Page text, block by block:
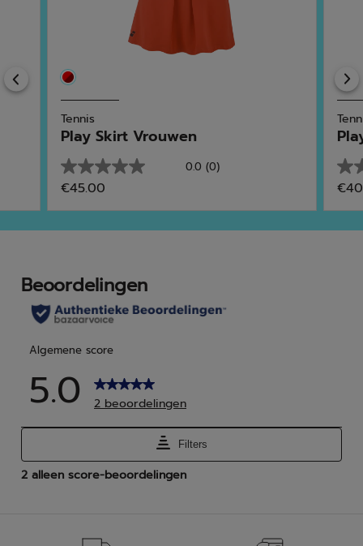
Previous
Tennis
Play Skirt Vrouwen
0.0 (0)
0.0
van
de
5
€45.00
0.0
van
de
5